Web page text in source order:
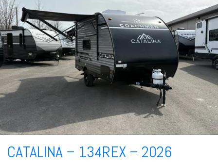
CATALINA – 134REX – 2026